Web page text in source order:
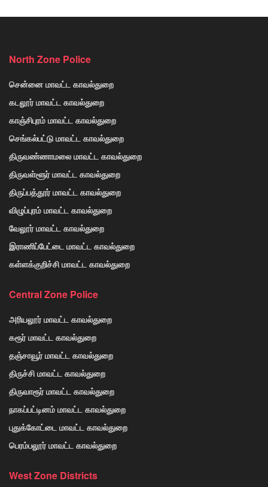
North Zone Police
சென்னை மாவட்ட காவல்துறை
கடலூர் மாவட்ட காவல்துறை
காஞ்சிபுரம் மாவட்ட காவல்துறை
செங்கல்பட்டு மாவட்ட காவல்துறை
திருவண்ணாமலை மாவட்ட காவல்துறை
திருவள்ளூர் மாவட்ட காவல்துறை
திருப்பத்தூர் மாவட்ட காவல்துறை
விழுப்புரம் மாவட்ட காவல்துறை
வேலூர் மாவட்ட காவல்துறை
இராணிப்பேட்டை மாவட்ட காவல்துறை
கள்ளக்குறிச்சி மாவட்ட காவல்துறை
Central Zone Police
அரியலூர் மாவட்ட காவல்துறை
கரூர் மாவட்ட காவல்துறை
தஞ்சாவூர் மாவட்ட காவல்துறை
திருச்சி மாவட்ட காவல்துறை
திருவாரூர் மாவட்ட காவல்துறை
நாகப்பட்டினம் மாவட்ட காவல்துறை
புதுக்கோட்டை மாவட்ட காவல்துறை
பெரம்பலூர் மாவட்ட காவல்துறை
West Zone Districts